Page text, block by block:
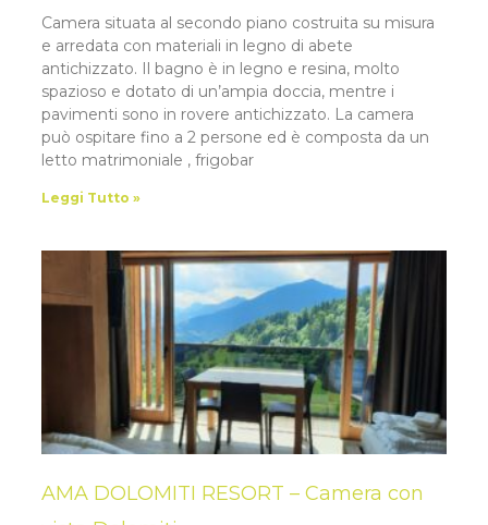
Camera situata al secondo piano costruita su misura
e arredata con materiali in legno di abete
antichizzato. Il bagno è in legno e resina, molto
spazioso e dotato di un’ampia doccia, mentre i
pavimenti sono in rovere antichizzato. La camera
può ospitare fino a 2 persone ed è composta da un
letto matrimoniale , frigobar
Leggi Tutto »
AMA DOLOMITI RESORT – Camera con